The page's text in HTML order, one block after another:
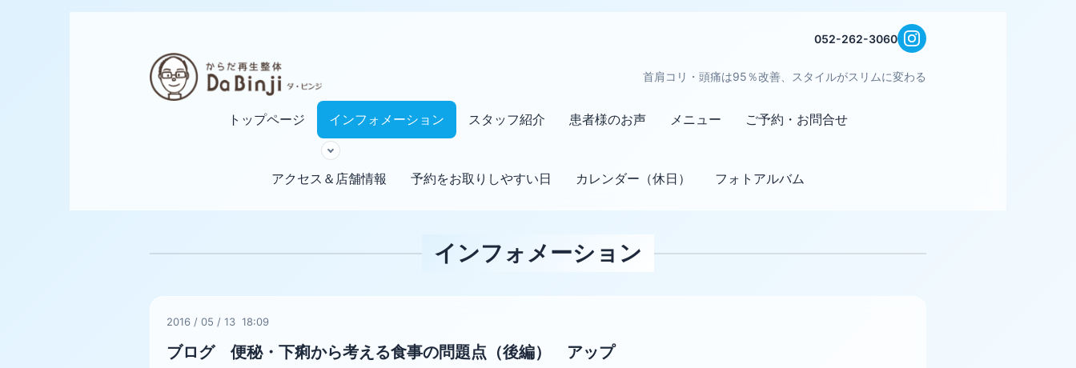
052-262-3060
首肩コリ・頭痛は95％改善、スタイルがスリムに変わる
トップページ インフォメーション スタッフ紹介 患者様のお声 メニュー ご予約・お問合せ
アクセス＆店舗情報 予約をお取りしやすい日 カレンダー（休日） フォトアルバム
インフォメーション
2016 / 05 / 13 18:09
ブログ 便秘・下痢から考える食事の問題点（後編） アップ